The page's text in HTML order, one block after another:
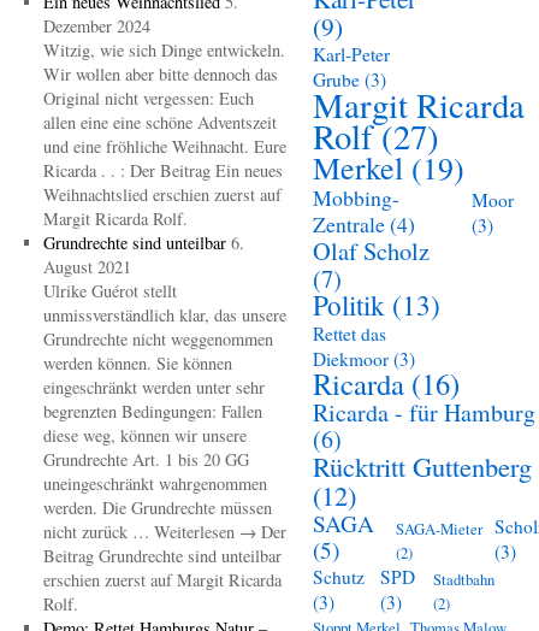
Dezember 2024
Witzig, wie sich Dinge entwickeln.
Wir wollen aber bitte dennoch das
Original nicht vergessen: Euch
allen eine eine schöne Adventszeit
und eine fröhliche Weihnacht. Eure
Ricarda . . : Der Beitrag Ein neues
Weihnachtslied erschien zuerst auf
Margit Ricarda Rolf.
Grundrechte sind unteilbar 6.
August 2021
Ulrike Guérot stellt
unmissverständlich klar, das unsere
Grundrechte nicht weggenommen
werden können. Sie können
eingeschränkt werden unter sehr
begrenzten Bedingungen: Fallen
diese weg, können wir unsere
Grundrechte Art. 1 bis 20 GG
uneingeschränkt wahrgenommen
werden. Die Grundrechte müssen
nicht zurück … Weiterlesen → Der
Beitrag Grundrechte sind unteilbar
erschien zuerst auf Margit Ricarda
Rolf.
(9)
Karl-Peter
Grube (3)
Margit Ricarda
Rolf(27)
Merkel (19)
Mobbing-
Zentrale(4)
Moor
(3)
Olaf Scholz
(7)
Politik (13)
Rettet das
Diekmoor (3)
Ricarda(16)
Ricarda - für Hamburg
(6)
Rücktritt Guttenberg
(12)
SAGA
(5)
SAGA-Mieter
(2)
(3)
Schutz
(3)
SPD
(3)
Stadtbahn
(2)